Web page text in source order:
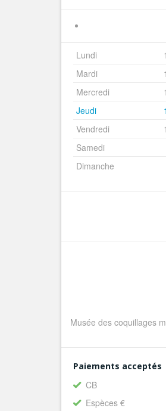
Lundi
Mardi
Mercredi
Jeudi
Vendredi
Samedi
Dimanche
Musée des coquillages
Paiements acceptés
CB
Espèces €